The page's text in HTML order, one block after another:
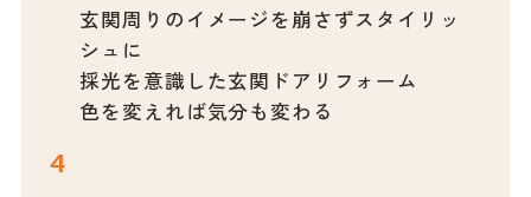
玄関周りのイメージを崩さずスタイリッ
シュに
採光を意識した玄関ドアリフォーム
色を変えれば気分も変わる